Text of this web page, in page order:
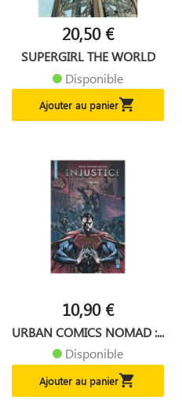
20,50 €
SUPERGIRL THE WORLD
Disponible
Ajouter au panier
10,90 €
URBAN COMICS NOMAD :...
Disponible
Ajouter au panier